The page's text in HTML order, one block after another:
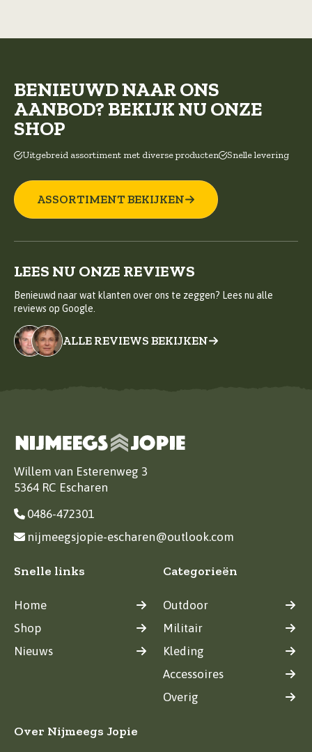
BENIEUWD NAAR ONS
AANBOD? BEKIJK NU ONZE
SHOP
Uitgebreid assortiment met diverse producten Snelle levering
ASSORTIMENT BEKIJKEN
LEES NU ONZE REVIEWS
Benieuwd naar wat klanten over ons te zeggen? Lees nu alle
reviews op Google.
ALLE REVIEWS BEKIJKEN
Willem van Esterenweg 3
5364 RC Escharen
0486-472301
nijmeegsjopie-escharen@outlook.com
Snelle links
Home
Shop
Nieuws
Categorieën
Outdoor
Militair
Kleding
Accessoires
Overig
Over Nijmeegs Jopie